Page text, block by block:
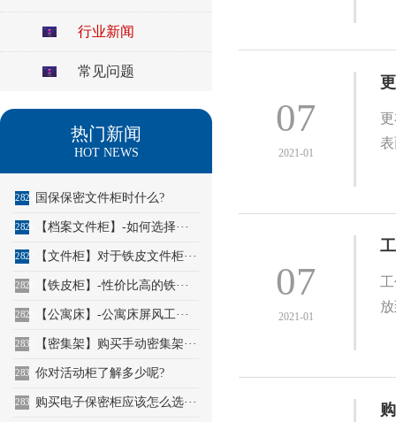
行业新闻
常见问题
热门新闻
HOT NEWS
2825 国保保密文件柜时什么?
2826 【档案文件柜】-如何选择···
2827 【文件柜】对于铁皮文件柜···
2828 【铁皮柜】-性价比高的铁···
2829 【公寓床】-公寓床屏风工···
2830 【密集架】购买手动密集架···
2831 你对活动柜了解多少呢?
2832 购买电子保密柜应该怎么选···
07
2021-01
07
2021-01